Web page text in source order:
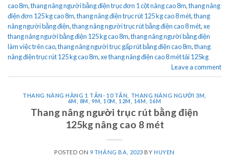
cao 8m,thang nâng người bằng điện trục đơn 1 cột nâng cao 8m,thang nâng
điện đơn 125 kg cao 8m,thang nâng điện trục rút 125 kg cao 8 mét,thang
nâng người bằng điện,thang nâng người trục rút bằng điện cao 8 mét,xe
thang nâng người bằng điện 125 kg cao 8m,thang nâng người bằng điện
làm việc trên cao,thang nâng người trục gấp rút bằng điện cao 8m,thang
nâng điện trục rút 125 kg cao 8m,xe thang nâng điện cao 8 mét tải 125kg
Leave a comment
THANG NÂNG HÀNG 1 TẤN- 10 TẤN
THANG NÂNG NGƯỜI 3M,
6M, 8M, 9M, 10M, 12M, 14M, 16M
Thang nâng người trục rút bằng điện
125kg nâng cao 8 mét
POSTED ON 9 THÁNG BA, 2023 BY HUYEN